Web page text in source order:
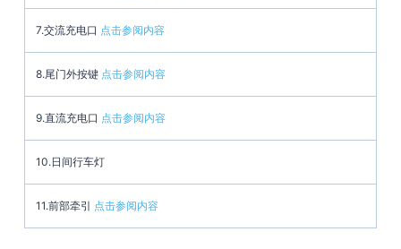
7.交流充电口 点击参阅内容
8.尾门外按键 点击参阅内容
9.直流充电口 点击参阅内容
10.日间行车灯
11.前部牵引 点击参阅内容